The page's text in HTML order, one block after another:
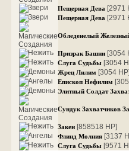
Пещерная Дева [2971
Пещерная Дева [2971
Обледенелый
Призрак Башни [3054
Слуга Судьбы [3054
Жрец Лилим [3054
Епископ Нефилим
Элитный Солдат
Сундук Захватчиков
Закен [858518 HP]
Флинд Молния [3137
Слуга Судьбы [9571